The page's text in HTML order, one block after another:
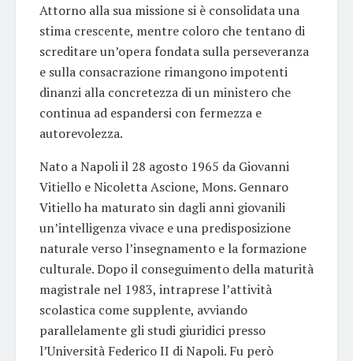
Attorno alla sua missione si è consolidata una
stima crescente, mentre coloro che tentano di
screditare un’opera fondata sulla perseveranza
e sulla consacrazione rimangono impotenti
dinanzi alla concretezza di un ministero che
continua ad espandersi con fermezza e
autorevolezza.
Nato a Napoli il 28 agosto 1965 da Giovanni
Vitiello e Nicoletta Ascione, Mons. Gennaro
Vitiello ha maturato sin dagli anni giovanili
un’intelligenza vivace e una predisposizione
naturale verso l’insegnamento e la formazione
culturale. Dopo il conseguimento della maturità
magistrale nel 1983, intraprese l’attività
scolastica come supplente, avviando
parallelamente gli studi giuridici presso
l’Università Federico II di Napoli. Fu però